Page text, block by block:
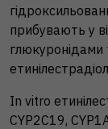
прибувають у
глюкуронідами
In vitro
CYP2C19,